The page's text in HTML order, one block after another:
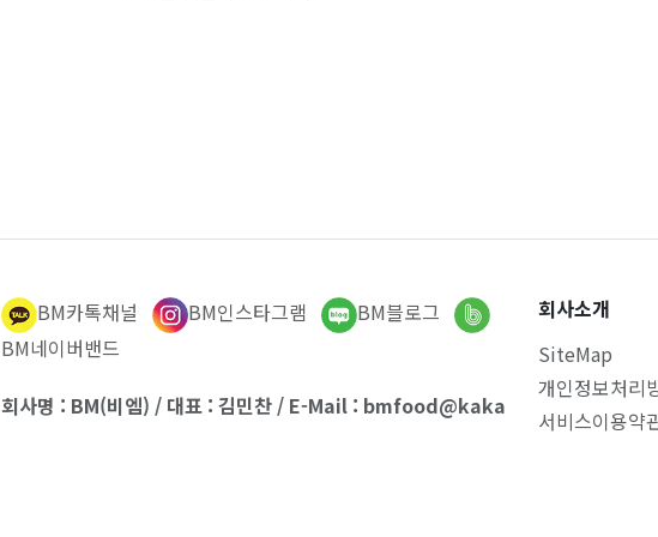
BM카톡채널 BM인스타그램
BM블로그
BM네이버밴드
회사명 : BM(비엠) / 대표 : 김민찬 / E-Mail : bmfood@kaka
회사소개
SiteMap
개인정보처리
서비스이용약